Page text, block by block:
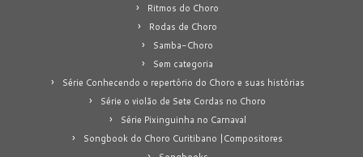
Ritmos do Choro
Rodas de Choro
Samba-Choro
Sem categoria
Série Conhecendo o repertório do Choro e suas histórias
Série o violão de Sete Cordas no Choro
Série Pixinguinha no Carnaval
Songbook do Choro Curitibano |Compositores